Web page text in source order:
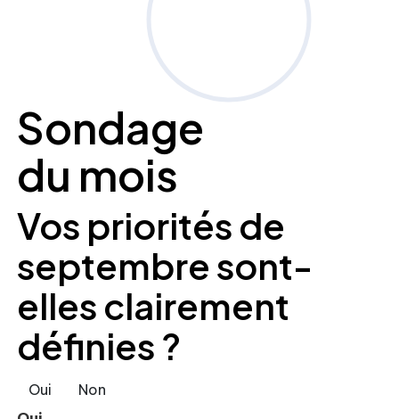
Sondage
du mois
Vos priorités de
septembre sont-
elles clairement
définies ?
Oui Non